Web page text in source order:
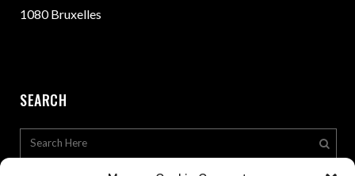
1080 Bruxelles
SEARCH